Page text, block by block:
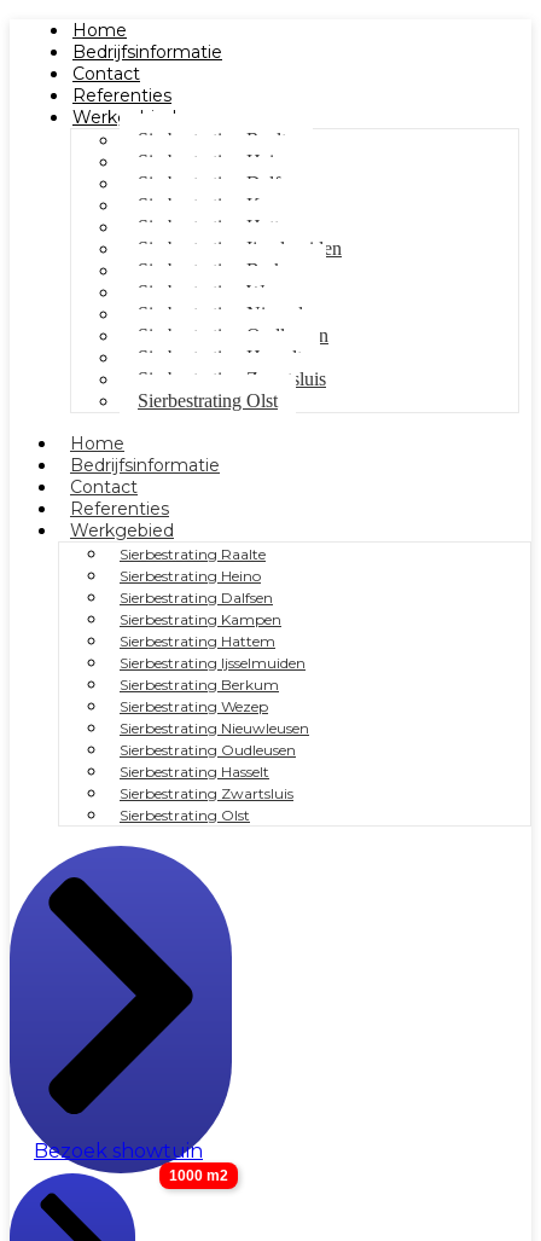
Home
Bedrijfsinformatie
Contact
Referenties
Werkgebied
Sierbestrating Raalte
Sierbestrating Heino
Sierbestrating Dalfsen
Sierbestrating Kampen
Sierbestrating Hattem
Sierbestrating Ijsselmuiden
Sierbestrating Berkum
Sierbestrating Wezep
Sierbestrating Nieuwleusen
Sierbestrating Oudleusen
Sierbestrating Hasselt
Sierbestrating Zwartsluis
Sierbestrating Olst
Home
Bedrijfsinformatie
Contact
Referenties
Werkgebied
Sierbestrating Raalte
Sierbestrating Heino
Sierbestrating Dalfsen
Sierbestrating Kampen
Sierbestrating Hattem
Sierbestrating Ijsselmuiden
Sierbestrating Berkum
Sierbestrating Wezep
Sierbestrating Nieuwleusen
Sierbestrating Oudleusen
Sierbestrating Hasselt
Sierbestrating Zwartsluis
Sierbestrating Olst
Bezoek showtuin
1000 m2